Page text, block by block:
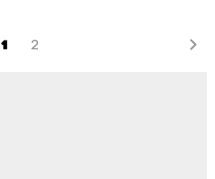
1 2 chevron_right